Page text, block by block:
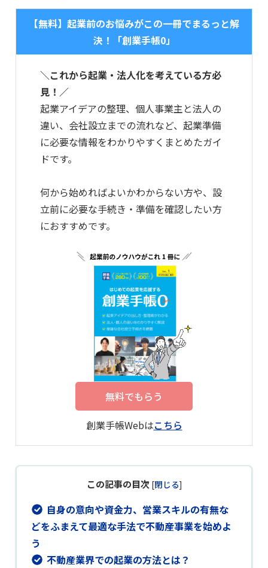
【無料】起業前のお悩みがこの一冊でまるっと解
決！「創業手帳0」
＼これから起業・法人化を考えている方必
見！／
起業アイデアの整理、個人事業主と法人の
違い、会社設立までの流れなど、起業準備
に必要な情報をわかりやすくまとめたガイ
ドです。
何から始めればよいかわからない方や、設
立前に必要な手続き・準備を確認したい方
におすすめです。
無料でもらう
創業手帳Webはこちら
この記事の目次 [閉じる]
自身の意向や資金力、営業スキルの有無な
どをふまえて最適な手法で不動産事業を始めよ
う
不動産業界での起業の方法とは？